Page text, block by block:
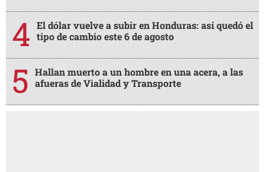
El dólar vuelve a subir en Honduras: así quedó el
tipo de cambio este 6 de agosto
Hallan muerto a un hombre en una acera, a las
afueras de Vialidad y Transporte